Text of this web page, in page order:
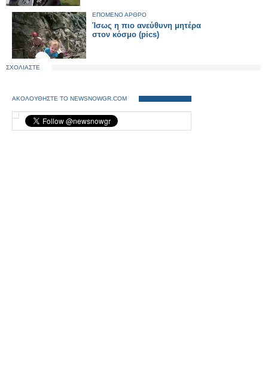
ΕΠΟΜΕΝΟ ΑΡΘΡΟ
Ίσως η πιο ανεύθυνη μητέρα
στον κόσμο (pics)
ΣΧΟΛΙΑΣΤΕ
ΑΚΟΛΟΥΘΗΣΤΕ ΤΟ NEWSNOWGR.COM